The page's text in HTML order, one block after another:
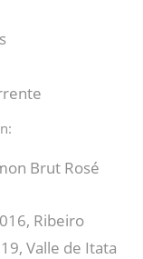
Brut Rosé
Ribeiro
Valle de Itata